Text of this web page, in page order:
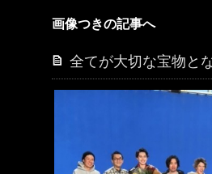
画像つきの記事へ
全てが大切な宝物と